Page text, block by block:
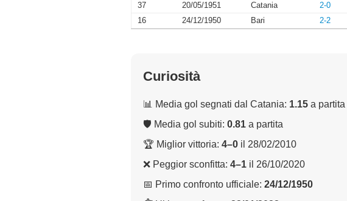
37
20/05/1951 Catania 2-0
16
24/12/1950 Bari 2-2
Curiosità
📊 Media gol segnati dal Catania: 1.15 a partita
🛡 Media gol subiti: 0.81 a partita
🏆 Miglior vittoria: 4–0 il 28/02/2010
❌ Peggior sconfitta: 4–1 il 26/10/2020
📅 Primo confronto ufficiale: 24/12/1950